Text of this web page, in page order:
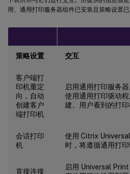
用、通用打印服务器组件已安装且策略设置已
策略设置 交互
客户端打
印机重定
向，自动
创建客户
端打印机
启用通用打印服务
使用通用打印驱动
建。用户看到的打印
会话打印
机
使用 Citrix
时，将遵循通用打印
直接连接
启用 Universal